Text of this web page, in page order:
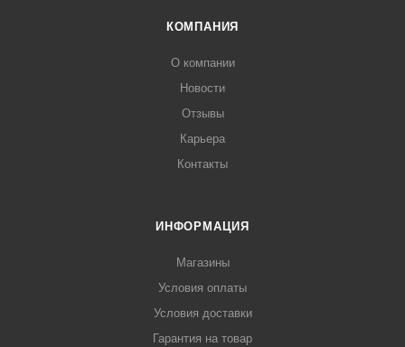
КОМПАНИЯ
О компании
Новости
Отзывы
Карьера
Контакты
ИНФОРМАЦИЯ
Магазины
Условия оплаты
Условия доставки
Гарантия на товар